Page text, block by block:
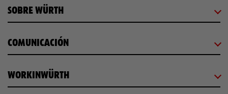
SOBRE WÜRTH
COMUNICACIÓN
WORKINWÜRTH